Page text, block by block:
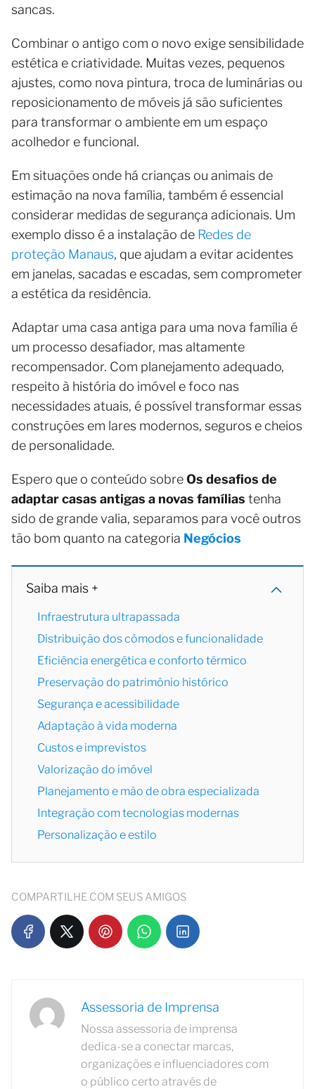
sancas.
Combinar o antigo com o novo exige sensibilidade
estética e criatividade. Muitas vezes, pequenos
ajustes, como nova pintura, troca de luminárias ou
reposicionamento de móveis já são suficientes
para transformar o ambiente em um espaço
acolhedor e funcional.
Em situações onde há crianças ou animais de
estimação na nova família, também é essencial
considerar medidas de segurança adicionais. Um
exemplo disso é a instalação de Redes de
proteção Manaus, que ajudam a evitar acidentes
em janelas, sacadas e escadas, sem comprometer
a estética da residência.
Adaptar uma casa antiga para uma nova família é
um processo desafiador, mas altamente
recompensador. Com planejamento adequado,
respeito à história do imóvel e foco nas
necessidades atuais, é possível transformar essas
construções em lares modernos, seguros e cheios
de personalidade.
Espero que o conteúdo sobreOs desafios de
adaptar casas antigas a novas famílias tenha
sido de grande valia, separamos para você outros
tão bom quanto na categoria Negócios
Saiba mais +
Infraestrutura ultrapassada
Distribuição dos cômodos e funcionalidade
Eficiência energética e conforto térmico
Preservação do patrimônio histórico
Segurança e acessibilidade
Adaptação à vida moderna
Custos e imprevistos
Valorização do imóvel
Planejamento e mão de obra especializada
Integração com tecnologias modernas
Personalização e estilo
COMPARTILHE COM SEUS AMIGOS
Assessoria de Imprensa
Nossa assessoria de imprensa
dedica-se a conectar marcas,
organizações e influenciadores com
o público certo através de